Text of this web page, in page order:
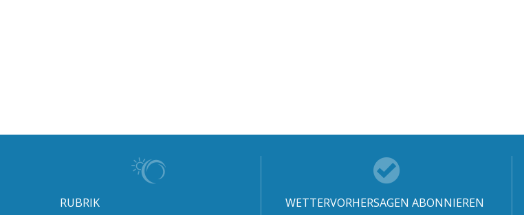
RUBRIK WETTERVORHERSAGEN ABONNIEREN